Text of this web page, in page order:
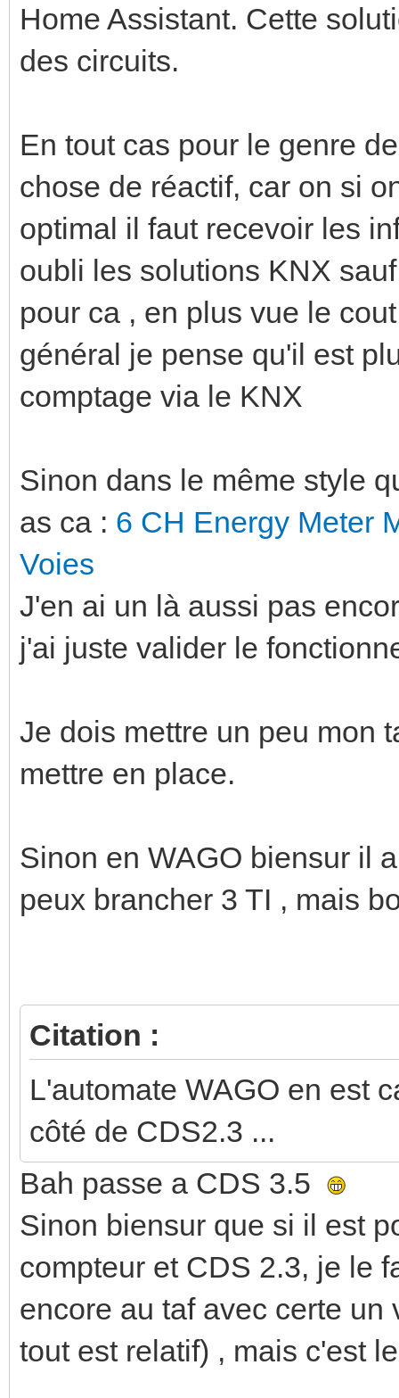
Home Assistant. Cette
des circuits.
En tout cas pour le genre
chose de réactif, car on si
optimal il faut recevoir les
oubli les solutions KNX
pour ca , en plus vue le
général je pense qu'il est
comptage via le KNX
Sinon dans le même style
as ca : 6 CH Energy Meter
Voies
J'en ai un là aussi pas
j'ai juste valider le
Je dois mettre un peu mon
mettre en place.
Sinon en WAGO biensur il
peux brancher 3 TI , mais
Citation :
L'automate WAGO en est
côté de CDS2.3 ...
Bah passe a CDS 3.5
Sinon biensur que si il est
compteur et CDS 2.3, je le
encore au taf avec certe
tout est relatif) , mais c'est